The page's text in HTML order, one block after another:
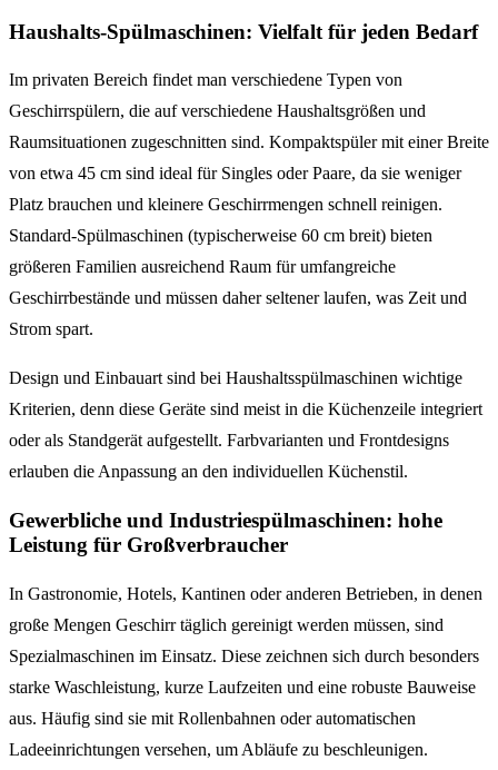
Haushalts-Spülmaschinen: Vielfalt für jeden Bedarf
Im privaten Bereich findet man verschiedene Typen von
Geschirrspülern, die auf verschiedene Haushaltsgrößen und
Raumsituationen zugeschnitten sind. Kompaktspüler mit einer Breite
von etwa 45 cm sind ideal für Singles oder Paare, da sie weniger
Platz brauchen und kleinere Geschirrmengen schnell reinigen.
Standard-Spülmaschinen (typischerweise 60 cm breit) bieten
größeren Familien ausreichend Raum für umfangreiche
Geschirrbestände und müssen daher seltener laufen, was Zeit und
Strom spart.
Design und Einbauart sind bei Haushaltsspülmaschinen wichtige
Kriterien, denn diese Geräte sind meist in die Küchenzeile integriert
oder als Standgerät aufgestellt. Farbvarianten und Frontdesigns
erlauben die Anpassung an den individuellen Küchenstil.
Gewerbliche und Industriespülmaschinen: hohe
Leistung für Großverbraucher
In Gastronomie, Hotels, Kantinen oder anderen Betrieben, in denen
große Mengen Geschirr täglich gereinigt werden müssen, sind
Spezialmaschinen im Einsatz. Diese zeichnen sich durch besonders
starke Waschleistung, kurze Laufzeiten und eine robuste Bauweise
aus. Häufig sind sie mit Rollenbahnen oder automatischen
Ladeeinrichtungen versehen, um Abläufe zu beschleunigen.